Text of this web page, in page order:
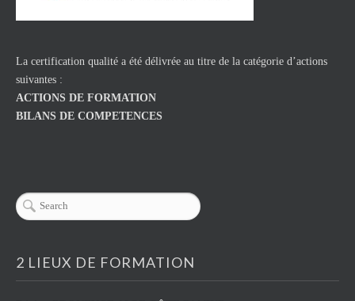
La certification qualité a été délivrée au titre de la catégorie d’actions
suivantes :
ACTIONS DE FORMATION
BILANS DE COMPETENCES
2 LIEUX DE FORMATION